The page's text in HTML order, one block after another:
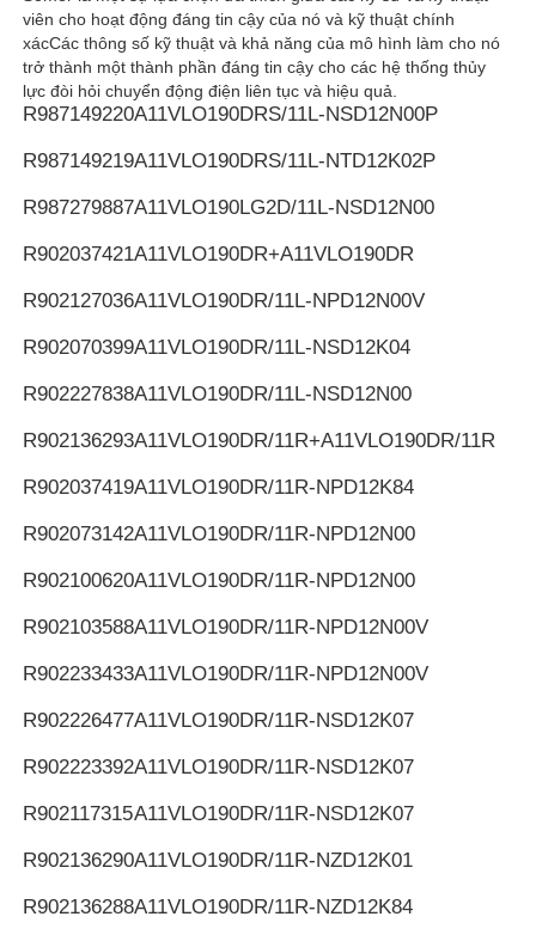
Máy bơm thủy lực Parker
Máy bơm thủy lực Vickers
Van thủy lực Rexroth
Van thủy lực YUKEN
Bơm thủy lực Yuken
viên cho hoạt động đáng tin cậy của nó và kỹ thuật chính
xácCác thông số kỹ thuật và khả năng của mô hình làm cho nó
trở thành một thành phần đáng tin cậy cho các hệ thống thủy
lực đòi hỏi chuyển động điện liên tục và hiệu quả.
R987149220A11VLO190DRS/11L-NSD12N00P
R987149219A11VLO190DRS/11L-NTD12K02P
R987279887A11VLO190LG2D/11L-NSD12N00
R902037421A11VLO190DR+A11VLO190DR
R902127036A11VLO190DR/11L-NPD12N00V
R902070399A11VLO190DR/11L-NSD12K04
R902227838A11VLO190DR/11L-NSD12N00
R902136293A11VLO190DR/11R+A11VLO190DR/11R
R902037419A11VLO190DR/11R-NPD12K84
R902073142A11VLO190DR/11R-NPD12N00
R902100620A11VLO190DR/11R-NPD12N00
R902103588A11VLO190DR/11R-NPD12N00V
R902233433A11VLO190DR/11R-NPD12N00V
R902226477A11VLO190DR/11R-NSD12K07
R902223392A11VLO190DR/11R-NSD12K07
R902117315A11VLO190DR/11R-NSD12K07
R902136290A11VLO190DR/11R-NZD12K01
R902136288A11VLO190DR/11R-NZD12K84